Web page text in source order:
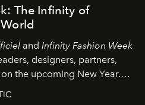
The Infinity of
and Infinity Fashion Week
designers, partners,
the upcoming New Year.
bold ideas, and new